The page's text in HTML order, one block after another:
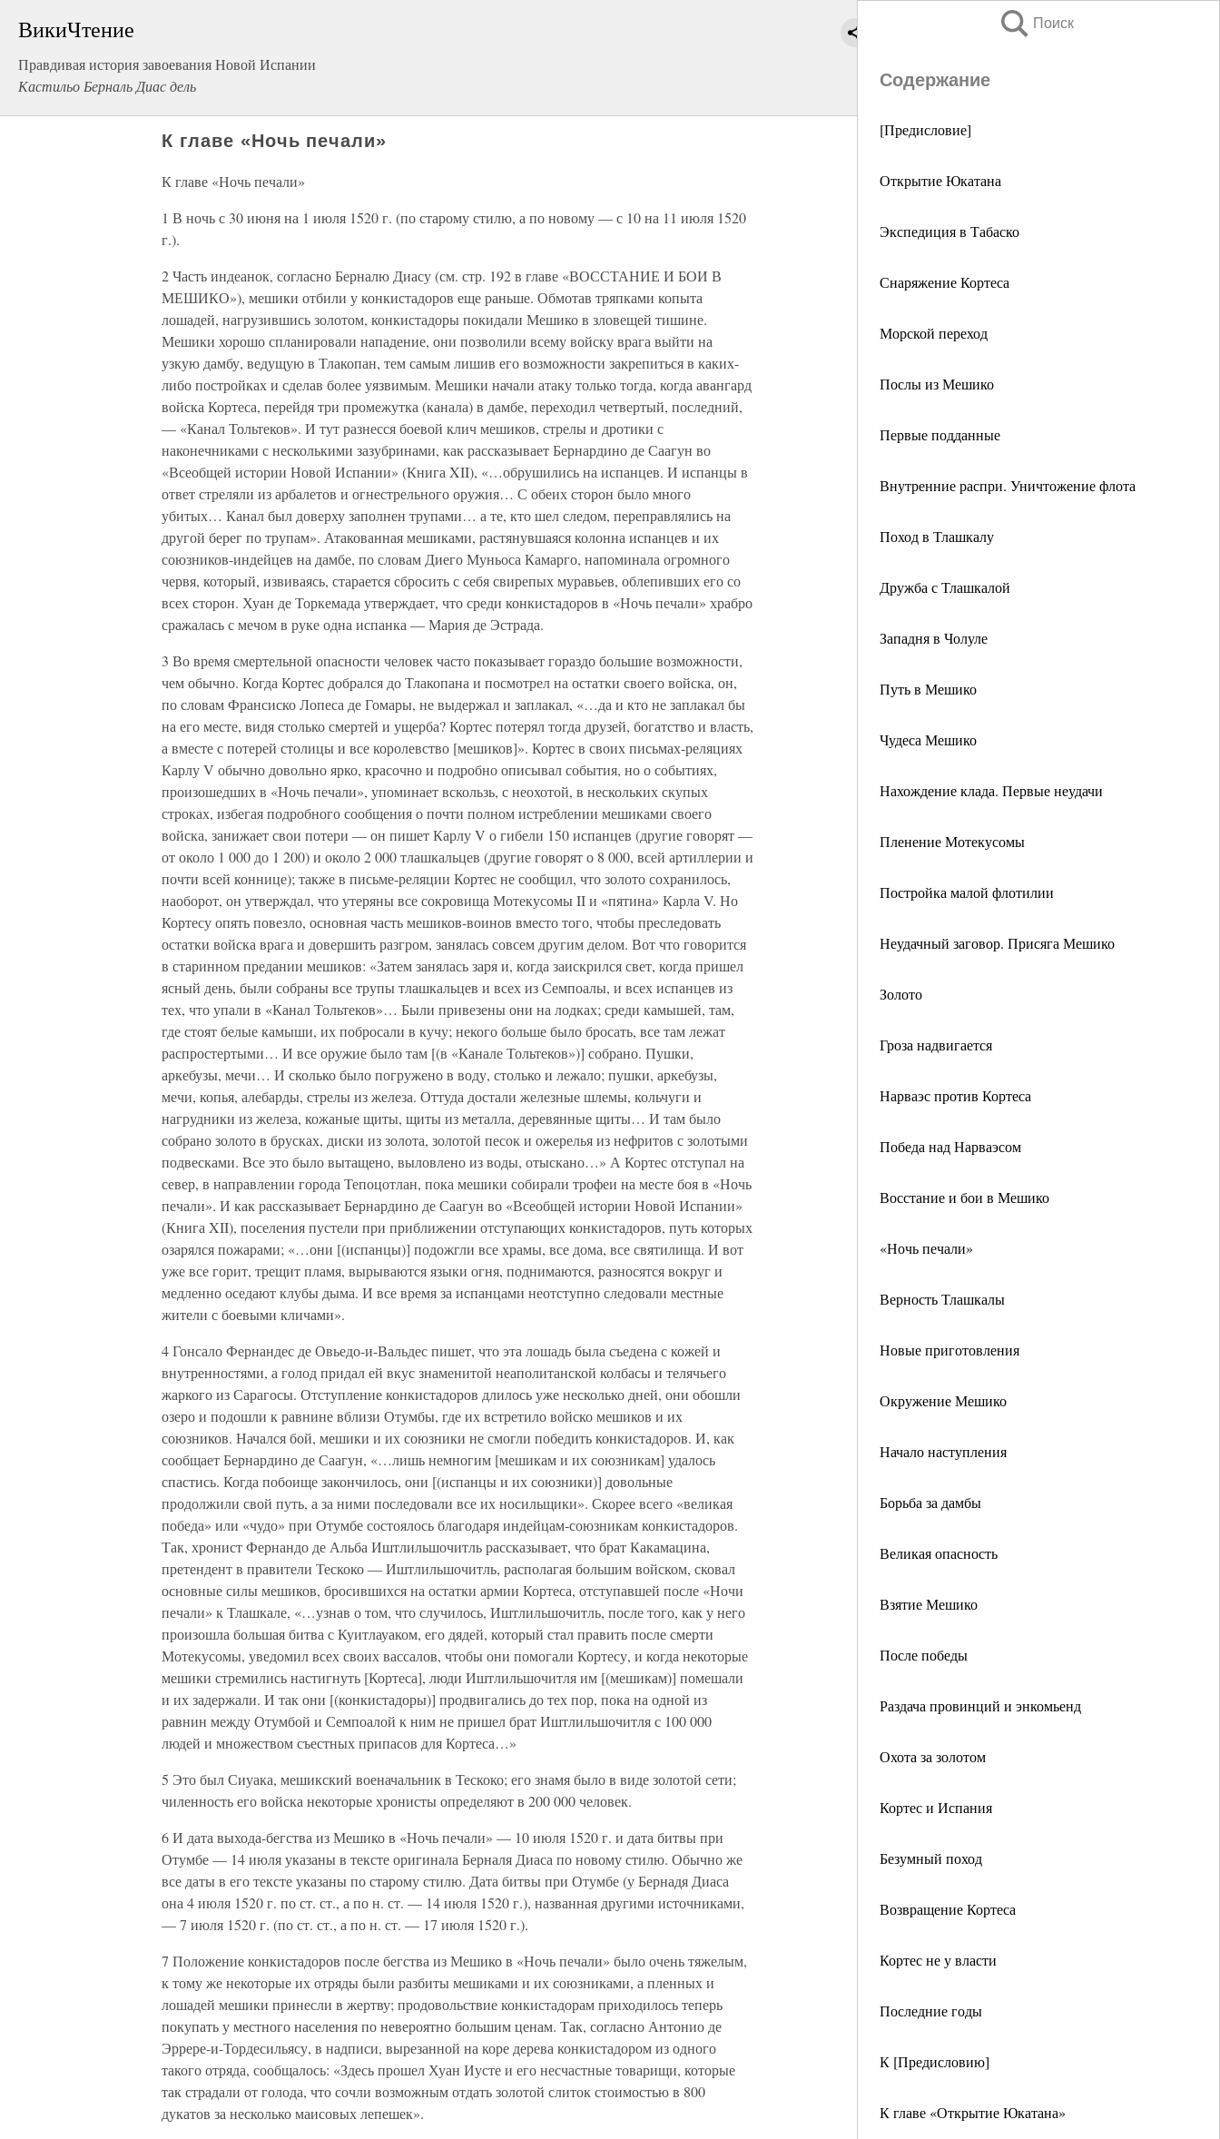
ВикиЧтение
Правдивая история завоевания Новой Испании
Кастильо Берналь Диас дель
Поиск
Содержание
[Предисловие]
Открытие Юкатана
Экспедиция в Табаско
Снаряжение Кортеса
Морской переход
Послы из Мешико
Первые подданные
Внутренние распри. Уничтожение флота
Поход в Тлашкалу
Дружба с Тлашкалой
Западня в Чолуле
Путь в Мешико
Чудеса Мешико
Нахождение клада. Первые неудачи
Пленение Мотекусомы
Постройка малой флотилии
Неудачный заговор. Присяга Мешико
Золото
Гроза надвигается
Нарваэс против Кортеса
Победа над Нарваэсом
Восстание и бои в Мешико
«Ночь печали»
Верность Тлашкалы
Новые приготовления
Окружение Мешико
Начало наступления
Борьба за дамбы
Великая опасность
Взятие Мешико
После победы
Раздача провинций и энкомьенд
Охота за золотом
Кортес и Испания
Безумный поход
Возвращение Кортеса
Кортес не у власти
Последние годы
К [Предисловию]
К главе «Открытие Юкатана»
К главе «Ночь печали»
К главе «Ночь печали»
1 В ночь с 30 июня на 1 июля 1520 г. (по старому стилю, а по новому — с 10 на 11 июля 1520
г.).
2 Часть индеанок, согласно Берналю Диасу (см. стр. 192 в главе «ВОССТАНИЕ И БОИ В
МЕШИКО»), мешики отбили у конкистадоров еще раньше. Обмотав тряпками копыта
лошадей, нагрузившись золотом, конкистадоры покидали Мешико в зловещей тишине.
Мешики хорошо спланировали нападение, они позволили всему войску врага выйти на
узкую дамбу, ведущую в Тлакопан, тем самым лишив его возможности закрепиться в каких-
либо постройках и сделав более уязвимым. Мешики начали атаку только тогда, когда авангард
войска Кортеса, перейдя три промежутка (канала) в дамбе, переходил четвертый, последний,
— «Канал Тольтеков». И тут разнесся боевой клич мешиков, стрелы и дротики с
наконечниками с несколькими зазубринами, как рассказывает Бернардино де Саагун во
«Всеобщей истории Новой Испании» (Книга XII), «…обрушились на испанцев. И испанцы в
ответ стреляли из арбалетов и огнестрельного оружия… С обеих сторон было много
убитых… Канал был доверху заполнен трупами… а те, кто шел следом, переправлялись на
другой берег по трупам». Атакованная мешиками, растянувшаяся колонна испанцев и их
союзников-индейцев на дамбе, по словам Диего Муньоса Камарго, напоминала огромного
червя, который, извиваясь, старается сбросить с себя свирепых муравьев, облепивших его со
всех сторон. Хуан де Торкемада утверждает, что среди конкистадоров в «Ночь печали» храбро
сражалась с мечом в руке одна испанка — Мария де Эстрада.
3 Во время смертельной опасности человек часто показывает гораздо большие возможности,
чем обычно. Когда Кортес добрался до Тлакопана и посмотрел на остатки своего войска, он,
по словам Франсиско Лопеса де Гомары, не выдержал и заплакал, «…да и кто не заплакал бы
на его месте, видя столько смертей и ущерба? Кортес потерял тогда друзей, богатство и власть,
а вместе с потерей столицы и все королевство [мешиков]». Кортес в своих письмах-реляциях
Карлу V обычно довольно ярко, красочно и подробно описывал события, но о событиях,
произошедших в «Ночь печали», упоминает вскользь, с неохотой, в нескольких скупых
строках, избегая подробного сообщения о почти полном истреблении мешиками своего
войска, занижает свои потери — он пишет Карлу V о гибели 150 испанцев (другие говорят —
от около 1 000 до 1 200) и около 2 000 тлашкальцев (другие говорят о 8 000, всей артиллерии и
почти всей коннице); также в письме-реляции Кортес не сообщил, что золото сохранилось,
наоборот, он утверждал, что утеряны все сокровища Мотекусомы II и «пятина» Карла V. Но
Кортесу опять повезло, основная часть мешиков-воинов вместо того, чтобы преследовать
остатки войска врага и довершить разгром, занялась совсем другим делом. Вот что говорится
в старинном предании мешиков: «Затем занялась заря и, когда заискрился свет, когда пришел
ясный день, были собраны все трупы тлашкальцев и всех из Семпоалы, и всех испанцев из
тех, что упали в «Канал Тольтеков»… Были привезены они на лодках; среди камышей, там,
где стоят белые камыши, их побросали в кучу; некого больше было бросать, все там лежат
распростертыми… И все оружие было там [(в «Канале Тольтеков»)] собрано. Пушки,
аркебузы, мечи… И сколько было погружено в воду, столько и лежало; пушки, аркебузы,
мечи, копья, алебарды, стрелы из железа. Оттуда достали железные шлемы, кольчуги и
нагрудники из железа, кожаные щиты, щиты из металла, деревянные щиты… И там было
собрано золото в брусках, диски из золота, золотой песок и ожерелья из нефритов с золотыми
подвесками. Все это было вытащено, выловлено из воды, отыскано…» А Кортес отступал на
север, в направлении города Тепоцотлан, пока мешики собирали трофеи на месте боя в «Ночь
печали». И как рассказывает Бернардино де Саагун во «Всеобщей истории Новой Испании»
(Книга XII), поселения пустели при приближении отступающих конкистадоров, путь которых
озарялся пожарами; «…они [(испанцы)] подожгли все храмы, все дома, все святилища. И вот
уже все горит, трещит пламя, вырываются языки огня, поднимаются, разносятся вокруг и
медленно оседают клубы дыма. И все время за испанцами неотступно следовали местные
жители с боевыми кличами».
4 Гонсало Фернандес де Овьедо-и-Вальдес пишет, что эта лошадь была съедена с кожей и
внутренностями, а голод придал ей вкус знаменитой неаполитанской колбасы и телячьего
жаркого из Сарагосы. Отступление конкистадоров длилось уже несколько дней, они обошли
озеро и подошли к равнине вблизи Отумбы, где их встретило войско мешиков и их
союзников. Начался бой, мешики и их союзники не смогли победить конкистадоров. И, как
сообщает Бернардино де Саагун, «…лишь немногим [мешикам и их союзникам] удалось
спастись. Когда побоище закончилось, они [(испанцы и их союзники)] довольные
продолжили свой путь, а за ними последовали все их носильщики». Скорее всего «великая
победа» или «чудо» при Отумбе состоялось благодаря индейцам-союзникам конкистадоров.
Так, хронист Фернандо де Альба Иштлильшочитль рассказывает, что брат Какамацина,
претендент в правители Тескоко — Иштлильшочитль, располагая большим войском, сковал
основные силы мешиков, бросившихся на остатки армии Кортеса, отступавшей после «Ночи
печали» к Тлашкале, «…узнав о том, что случилось, Иштлильшочитль, после того, как у него
произошла большая битва с Куитлауаком, его дядей, который стал править после смерти
Мотекусомы, уведомил всех своих вассалов, чтобы они помогали Кортесу, и когда некоторые
мешики стремились настигнуть [Кортеса], люди Иштлильшочитля им [(мешикам)] помешали
и их задержали. И так они [(конкистадоры)] продвигались до тех пор, пока на одной из
равнин между Отумбой и Семпоалой к ним не пришел брат Иштлильшочитля с 100 000
людей и множеством съестных припасов для Кортеса…»
5 Это был Сиуака, мешикский военачальник в Тескоко; его знамя было в виде золотой сети;
чиленность его войска некоторые хронисты определяют в 200 000 человек.
6 И дата выхода-бегства из Мешико в «Ночь печали» — 10 июля 1520 г. и дата битвы при
Отумбе — 14 июля указаны в тексте оригинала Берналя Диаса по новому стилю. Обычно же
все даты в его тексте указаны по старому стилю. Дата битвы при Отумбе (у Бернадя Диаса
она 4 июля 1520 г. по ст. ст., а по н. ст. — 14 июля 1520 г.), названная другими источниками,
— 7 июля 1520 г. (по ст. ст., а по н. ст. — 17 июля 1520 г.).
7 Положение конкистадоров после бегства из Мешико в «Ночь печали» было очень тяжелым,
к тому же некоторые их отряды были разбиты мешиками и их союзниками, а пленных и
лошадей мешики принесли в жертву; продовольствие конкистадорам приходилось теперь
покупать у местного населения по невероятно большим ценам. Так, согласно Антонио де
Эррере-и-Тордесильясу, в надписи, вырезанной на коре дерева конкистадором из одного
такого отряда, сообщалось: «Здесь прошел Хуан Иусте и его несчастные товарищи, которые
так страдали от голода, что сочли возможным отдать золотой слиток стоимостью в 800
дукатов за несколько маисовых лепешек».